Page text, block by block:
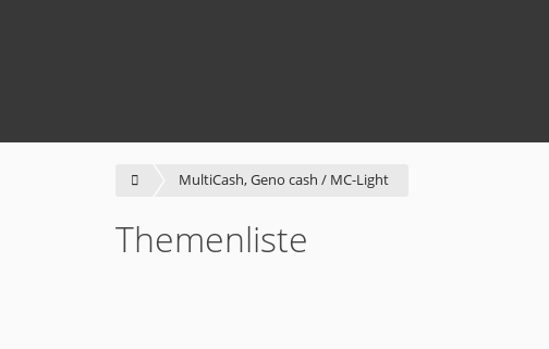
MultiCash, Geno cash / MC-Light
Themenliste